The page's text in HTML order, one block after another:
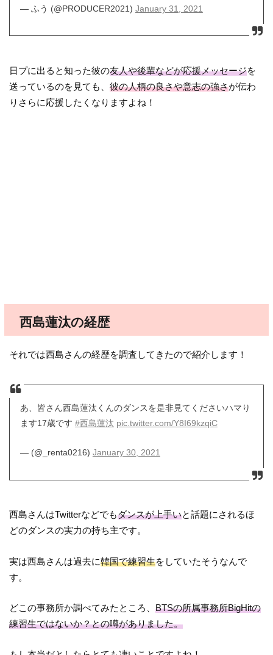
— ふう (@PRODUCER2021) January 31, 2021
日プに出ると知った彼の友人や後輩などが応援メッセージを
送っているのを見ても、彼の人柄の良さや意志の強さが伝わ
りさらに応援したくなりますよね！
西島蓮汰の経歴
それでは西島さんの経歴を調査してきたので紹介します！
あ、皆さん西島蓮汰くんのダンスを是非見てくださいハマり
ます17歳です #西島蓮汰 pic.twitter.com/Y8I69kzqiC
— (@_renta0216) January 30, 2021
西島さんはTwitterなどでもダンスが上手いと話題にされるほ
どのダンスの実力の持ち主です。
実は西島さんは過去に韓国で練習生をしていたそうなんで
す。
どこの事務所か調べてみたところ、BTSの所属事務所BigHitの
練習生ではないか？との噂がありました。